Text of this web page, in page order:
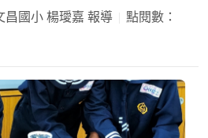
昌國小 楊璦嘉 報導
點閱數：